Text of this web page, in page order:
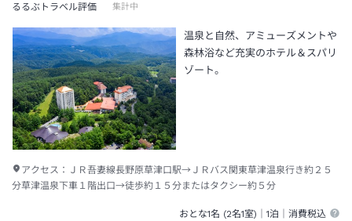
るるぶトラベル評価
集計中
温泉と自然、アミューズメントや
森林浴など充実のホテル＆スパリ
ゾート。
アクセス： ＪＲ吾妻線長野原草津口駅→ＪＲバス関東草津温泉行き約２５
分草津温泉下車１階出口→徒歩約１５分またはタクシー約５分
おとな1名 (2名1室)｜1泊 ｜消費税込